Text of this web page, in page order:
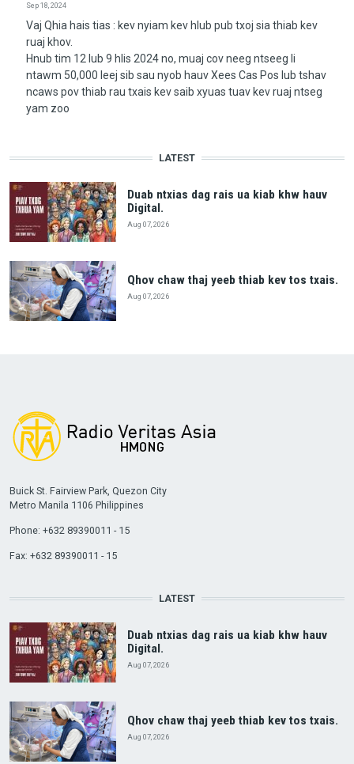
Sep 18, 2024
Vaj Qhia hais tias : kev nyiam kev hlub pub txoj sia thiab kev
ruaj khov.
Hnub tim 12 lub 9 hlis 2024 no, muaj cov neeg ntseeg li
ntawm 50,000 leej sib sau nyob hauv Xees Cas Pos lub tshav
ncaws pov thiab rau txais kev saib xyuas tuav kev ruaj ntseg
yam zoo
LATEST
Duab ntxias dag rais ua kiab khw hauv
Digital.
Aug 07, 2026
Qhov chaw thaj yeeb thiab kev tos txais.
Aug 07, 2026
Buick St. Fairview Park, Quezon City
Metro Manila 1106 Philippines
Phone: +632 89390011 - 15
Fax: +632 89390011 - 15
LATEST
Duab ntxias dag rais ua kiab khw hauv
Digital.
Aug 07, 2026
Qhov chaw thaj yeeb thiab kev tos txais.
Aug 07, 2026